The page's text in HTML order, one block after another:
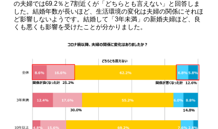
の夫婦では69.2％と7割近くが「どちらとも言えない」と回答しま
した。結婚年数が長いほど、生活環境の変化は夫婦の関係にそれほ
ど影響しないようです。結婚して「3年未満」の新婚夫婦ほど、良
くも悪くも影響を受けたことが分かりました。